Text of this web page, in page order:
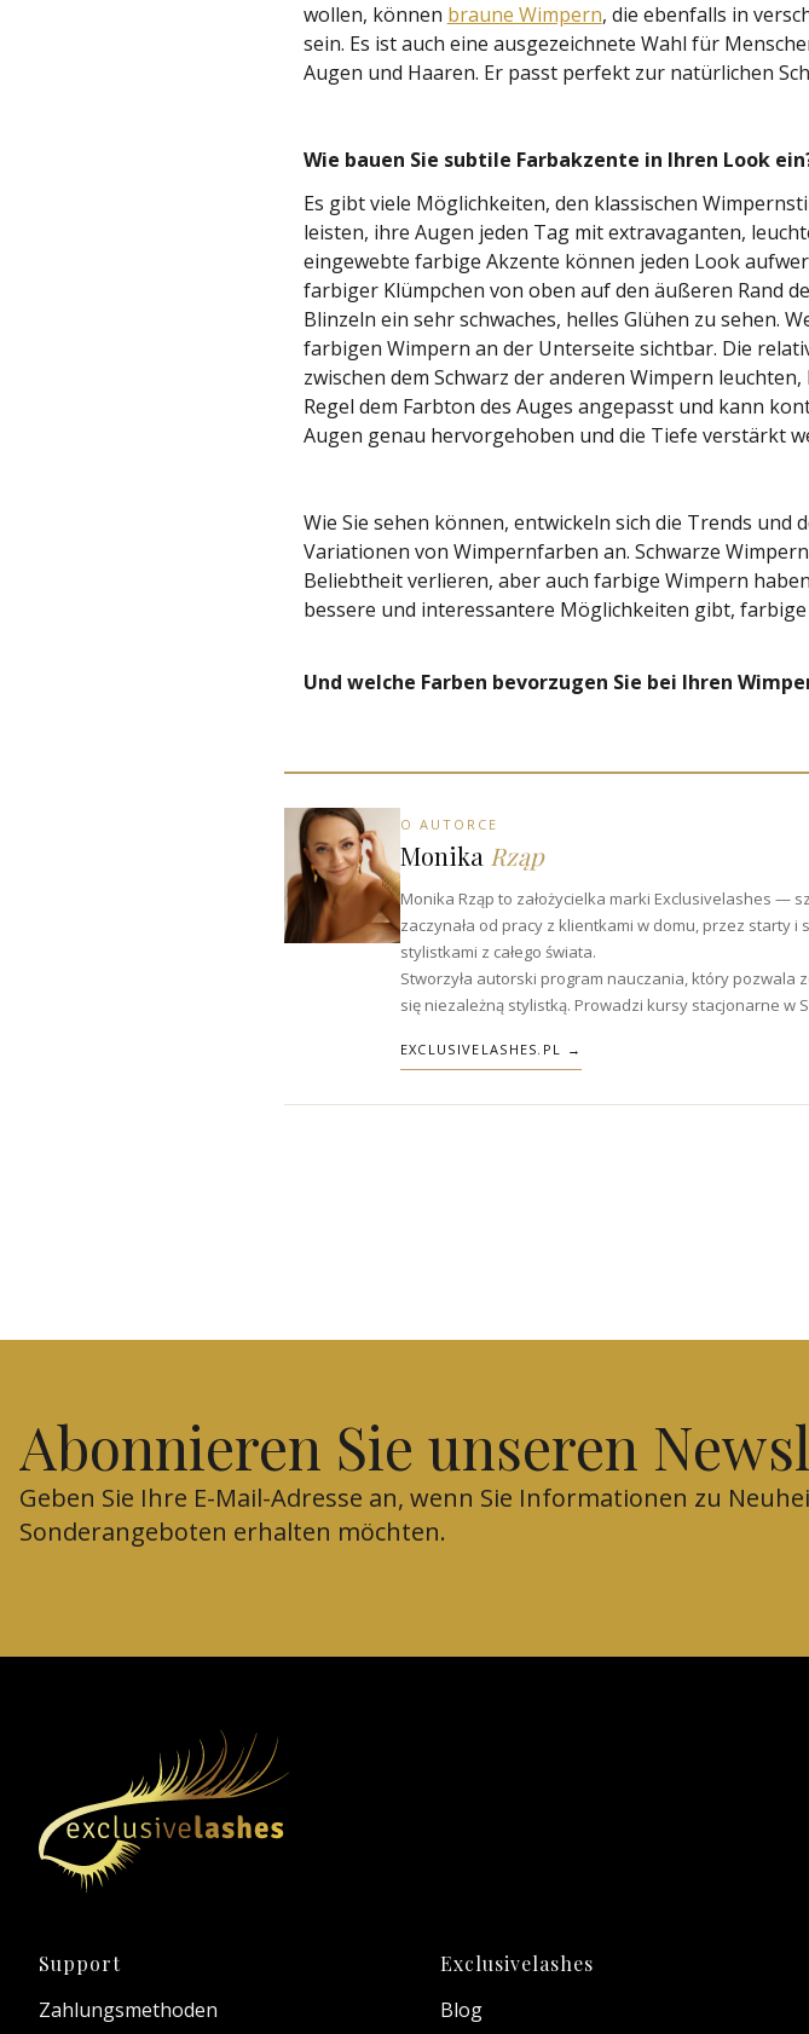
wollen, können braune Wimpern, die ebenfalls in
sein. Es ist auch eine ausgezeichnete Wahl für
Augen und Haaren. Er passt perfekt zur natürlichen
Wie bauen Sie subtile Farbakzente in Ihren Look
Es gibt viele Möglichkeiten, den klassischen
leisten, ihre Augen jeden Tag mit extravaganten,
eingewebte farbige Akzente können jeden Look
farbiger Klümpchen von oben auf den äußeren Rand
Blinzeln ein sehr schwaches, helles Glühen zu sehen.
farbigen Wimpern an der Unterseite sichtbar. Die
zwischen dem Schwarz der anderen Wimpern
Regel dem Farbton des Auges angepasst und kann
Augen genau hervorgehoben und die Tiefe verstärkt
Wie Sie sehen können, entwickeln sich die Trends
Variationen von Wimpernfarben an. Schwarze
Beliebtheit verlieren, aber auch farbige Wimpern
bessere und interessantere Möglichkeiten gibt,
Und welche Farben bevorzugen Sie bei Ihren
O AUTORCE
Monika Rząp
Monika Rząp to założycielka marki Exclusivelashes —
zaczynała od pracy z klientkami w domu, przez starty i
stylistkami z całego świata.
Stworzyła autorski program nauczania, który
się niezależną stylistką. Prowadzi kursy stacjonarne w
EXCLUSIVELASHES.PL →
Abonnieren Sie unseren
Geben Sie Ihre E-Mail-Adresse an, wenn Sie Informationen zu
Sonderangeboten erhalten möchten.
Fußzeilenmenü
Support
Zahlungsmethoden
Exclusivelashes
Blog